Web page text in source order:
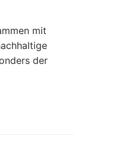
mit
der